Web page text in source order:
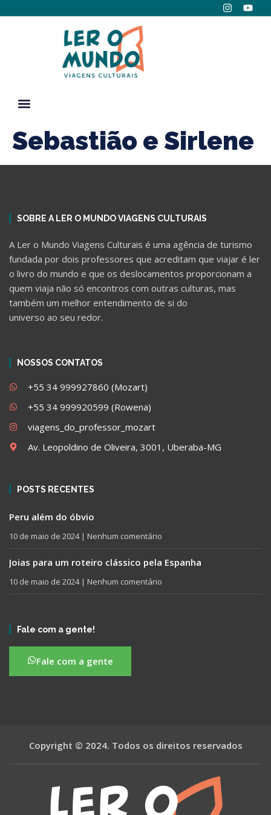
Sebastião e Sirlene
SOBRE A LER O MUNDO VIAGENS CULTURAIS
A Ler o Mundo Viagens Culturais é uma agência de turismo
fundada por dois professores que acreditam que viajar é ler
o livro do mundo e que os deslocamentos proporcionam a
quem viaja não só encontros com outras culturas, mas
também um melhor entendimento de si do
universo ao seu redor.
NOSSOS CONTATOS
+55 34 999927860 (Mozart)
+55 34 999920599 (Rowena)
viagens_do_professor_mozart
Av. Leopoldino de Oliveira, 3001, Uberaba-MG
POSTS RECENTES
Peru além do óbvio
10 de maio de 2024 Nenhum comentário
Joias para um roteiro clássico pela Espanha
10 de maio de 2024 Nenhum comentário
Fale com a gente!
Fale com a gente
Copyright © 2024. Todos os direitos reservados